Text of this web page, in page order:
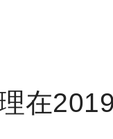
2019